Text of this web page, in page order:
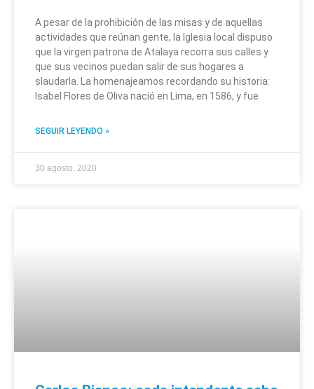
A pesar de la prohibición de las misas y de aquellas
actividades que reúnan gente, la Iglesia local dispuso
que la virgen patrona de Atalaya recorra sus calles y
que sus vecinos puedan salir de sus hogares a
slaudarla. La homenajeamos recordando su historia:
Isabel Flores de Oliva nació en Lima, en 1586, y fue
SEGUIR LEYENDO »
30 agosto, 2020